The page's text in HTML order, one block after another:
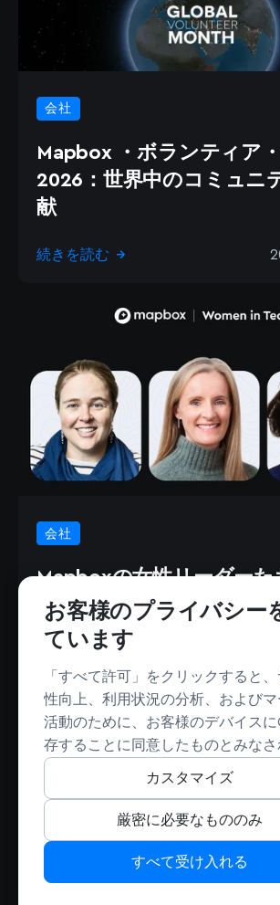
会社
Mapbox ・ボランティア
2026：世界中のコミュニ
献
続きを読む →
会社
Mapboxの女性リーダーた
ムづくりと成長
続きを読む →
お客様のプライバシー
ています
「すべて許可」をクリックすると
性向上、利用状況の分析、および
活動のために、お客様のデバイス
存することに同意したものとみなさ
カスタマイズ
厳密に必要なもののみ
すべて受け入れる